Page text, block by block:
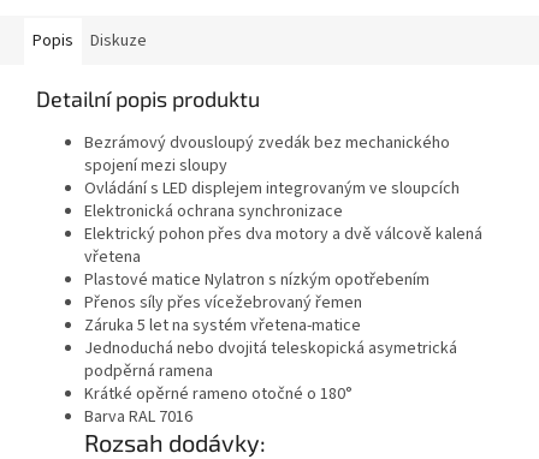
Popis Diskuze
Detailní popis produktu
Bezrámový dvousloupý zvedák bez mechanického
spojení mezi sloupy
Ovládání s LED displejem integrovaným ve sloupcích
Elektronická ochrana synchronizace
Elektrický pohon přes dva motory a dvě válcově kalená
vřetena
Plastové matice Nylatron s nízkým opotřebením
Přenos síly přes vícežebrovaný řemen
Záruka 5 let na systém vřetena-matice
Jednoduchá nebo dvojitá teleskopická asymetrická
podpěrná ramena
Krátké opěrné rameno otočné o 180°
Barva RAL 7016
Rozsah dodávky: